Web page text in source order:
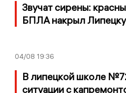
Звучат сирены:
БПЛА накрыл
04/08 19:36
В липецкой школе
ситуации с